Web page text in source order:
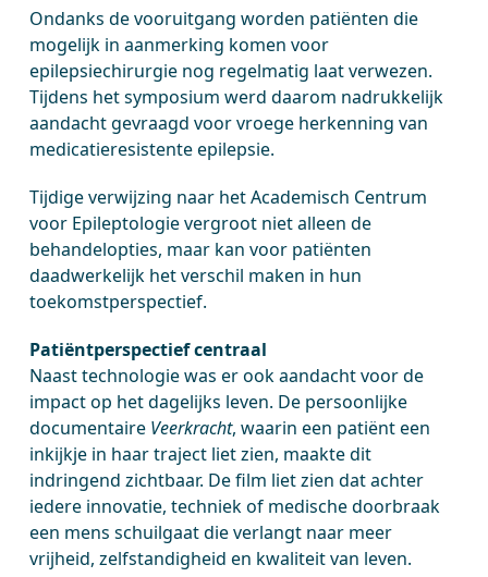
Ondanks de vooruitgang worden patiënten die
mogelijk in aanmerking komen voor
epilepsiechirurgie nog regelmatig laat verwezen.
Tijdens het symposium werd daarom nadrukkelijk
aandacht gevraagd voor vroege herkenning van
medicatieresistente epilepsie.
Tijdige verwijzing naar het Academisch Centrum
voor Epileptologie vergroot niet alleen de
behandelopties, maar kan voor patiënten
daadwerkelijk het verschil maken in hun
toekomstperspectief.
Patiëntperspectief centraal
Naast technologie was er ook aandacht voor de
impact op het dagelijks leven. De persoonlijke
documentaire Veerkracht, waarin een patiënt een
inkijkje in haar traject liet zien, maakte dit
indringend zichtbaar. De film liet zien dat achter
iedere innovatie, techniek of medische doorbraak
een mens schuilgaat die verlangt naar meer
vrijheid, zelfstandigheid en kwaliteit van leven.